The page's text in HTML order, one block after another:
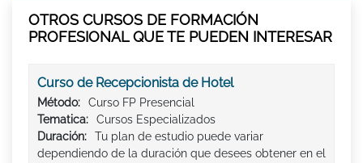
OTROS CURSOS DE FORMACIÓN
PROFESIONAL QUE TE PUEDEN INTERESAR
Curso de Recepcionista de Hotel
Método:
Curso FP Presencial
Tematica:
Cursos Especializados
Duración:
Tu plan de estudio puede variar
dependiendo de la duración que desees obtener en el